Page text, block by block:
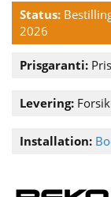
Status:
2026
Prisgaranti:
Levering:
Installation: